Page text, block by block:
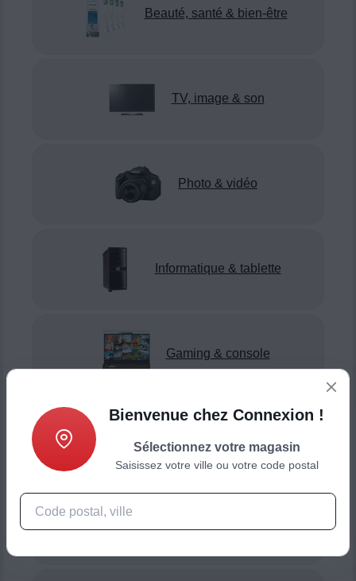
Beauté, santé & bien-être
TV, image & son
Photo & vidéo
Informatique & tablette
Gaming & console
Smartphone & téléphonie
Bienvenue chez Connexion !
Sélectionnez votre magasin
Saisissez votre ville ou votre code postal